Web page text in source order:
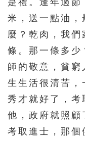
是禮。逢年過
米，送一點油，
麼？乾肉，我們
條。那一條多少
師的敬意，貧窮
生生活很清苦，
秀才就好了，考
他，政府就照顧
考取進士，那個